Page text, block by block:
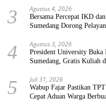
3 Agustus 4, 2026
Bersama Percepat IKD
Sumedang Dorong
4 Agustus 3, 2026
President University Buka
Sumedang, Gratis Kuliah
5 Juli 31, 2026
Wabup Fajar Pastikan
Cepat Aduan Warga